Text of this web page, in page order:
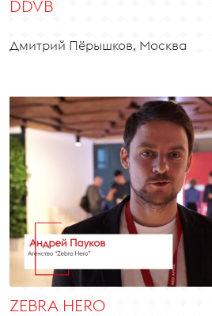
DDVB
Дмитрий Пёрышков, Москва
ZEBRA HERO